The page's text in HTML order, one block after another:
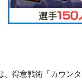
、得意戦術「カウン